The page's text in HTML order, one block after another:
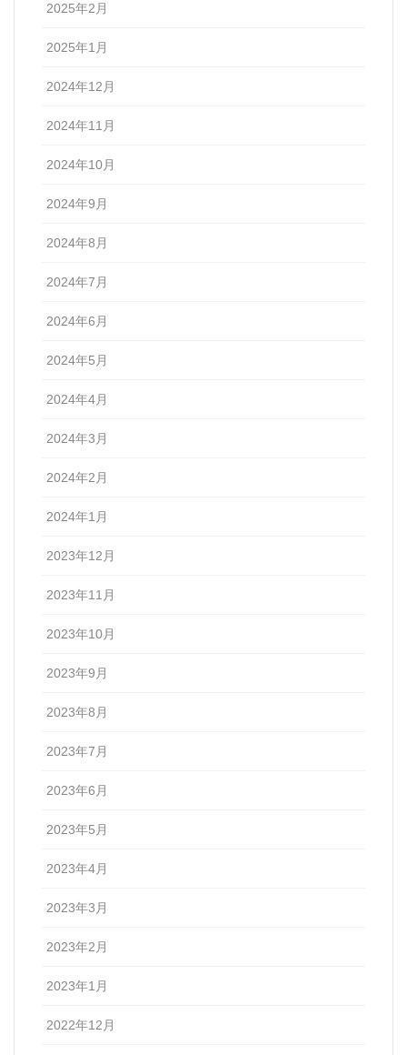
2025年2月
2025年1月
2024年12月
2024年11月
2024年10月
2024年9月
2024年8月
2024年7月
2024年6月
2024年5月
2024年4月
2024年3月
2024年2月
2024年1月
2023年12月
2023年11月
2023年10月
2023年9月
2023年8月
2023年7月
2023年6月
2023年5月
2023年4月
2023年3月
2023年2月
2023年1月
2022年12月